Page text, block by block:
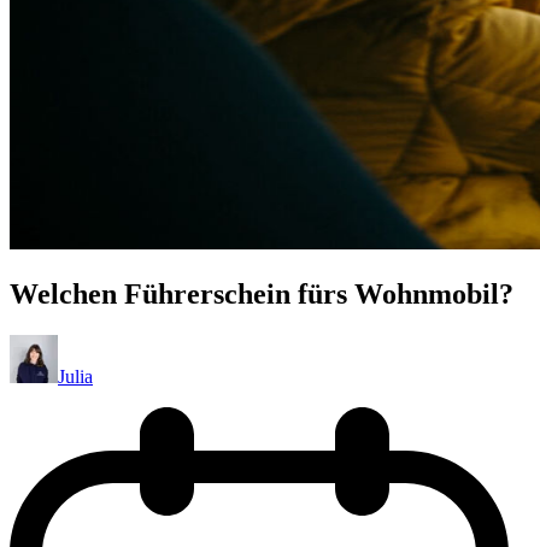
Welchen Führerschein fürs Wohnmobil?
Julia